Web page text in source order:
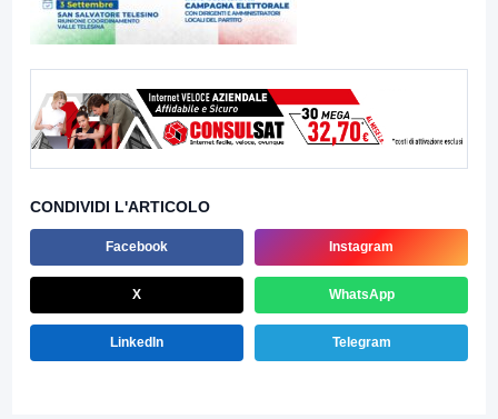
CONDIVIDI L'ARTICOLO
Facebook Instagram
X WhatsApp
LinkedIn Telegram